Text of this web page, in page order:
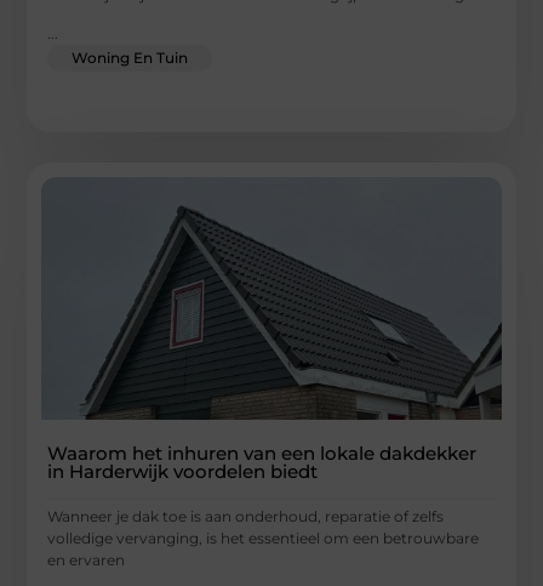
...
Woning En Tuin
Waarom het inhuren van een lokale dakdekker
in Harderwijk voordelen biedt
Wanneer je dak toe is aan onderhoud, reparatie of zelfs
volledige vervanging, is het essentieel om een betrouwbare
en ervaren